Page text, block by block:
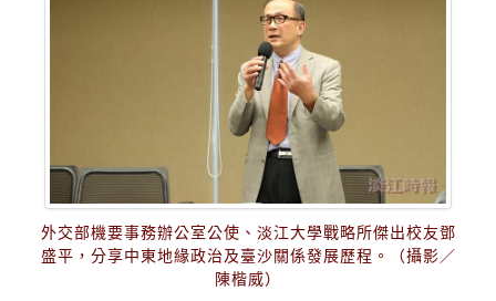
外交部機要事務辦公室公使、淡江大學戰略所傑出校友鄧
盛平，分享中東地緣政治及臺沙關係發展歷程。（攝影／
陳楷威）